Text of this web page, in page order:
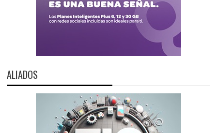
ALIADOS